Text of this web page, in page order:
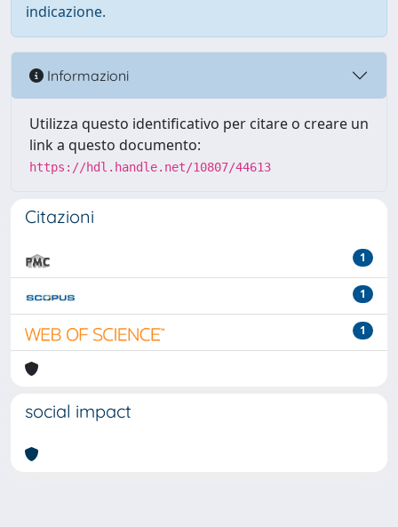
indicazione.
Informazioni
Utilizza questo identificativo per citare o creare un
link a questo documento:
https://hdl.handle.net/10807/44613
Citazioni
1
1
1
social impact